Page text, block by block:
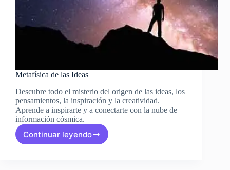
Metafísica de las Ideas
Descubre todo el misterio del origen de las ideas, los
pensamientos, la inspiración y la creatividad.
Aprende a inspirarte y a conectarte con la nube de
información cósmica.
Continuar leyendo
Metafísica